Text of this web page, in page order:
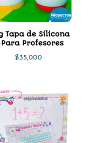
Tapa de Silicona
Profesores
$35,000